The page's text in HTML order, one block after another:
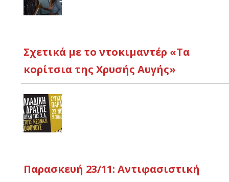
Σχετικά με το ντοκιμαντέρ «Τα
κορίτσια της Χρυσής Αυγής»
Παρασκευή 23/11: Αντιφασιστική